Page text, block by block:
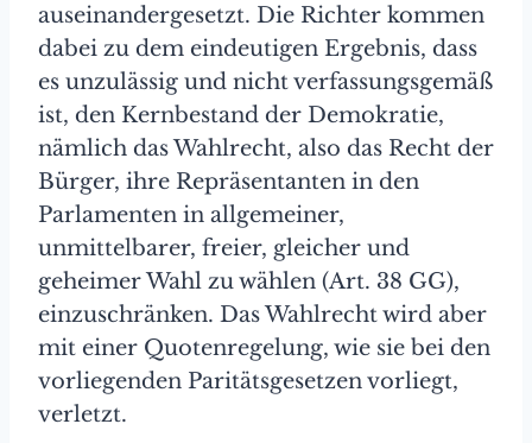
auseinandergesetzt. Die Richter kommen
dabei zu dem eindeutigen Ergebnis, dass
es unzulässig und nicht verfassungsgemäß
ist, den Kernbestand der Demokratie,
nämlich das Wahlrecht, also das Recht der
Bürger, ihre Repräsentanten in den
Parlamenten in allgemeiner,
unmittelbarer, freier, gleicher und
geheimer Wahl zu wählen (Art. 38 GG),
einzuschränken. Das Wahlrecht wird aber
mit einer Quotenregelung, wie sie bei den
vorliegenden Paritätsgesetzen vorliegt,
verletzt.